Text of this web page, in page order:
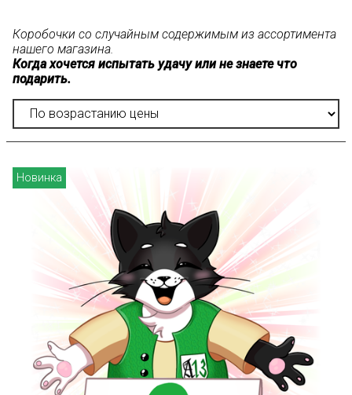
Коробочки со случайным содержимым из ассортимента
нашего магазина.
Когда хочется испытать удачу или не знаете что
подарить.
Новинка